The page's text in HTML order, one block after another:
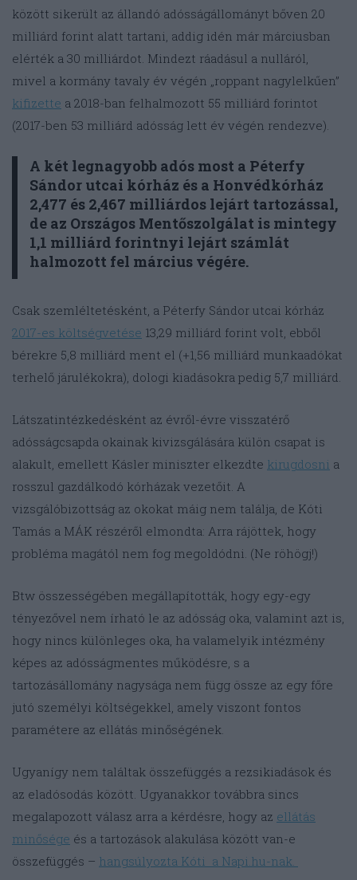
között sikerült az állandó adósságállományt bőven 20
milliárd forint alatt tartani, addig idén már márciusban
elérték a 30 milliárdot. Mindezt ráadásul a nulláról,
mivel a kormány tavaly év végén „roppant nagylelkűen”
kifizette a 2018-ban felhalmozott 55 milliárd forintot
(2017-ben 53 milliárd adósság lett év végén rendezve).
A két legnagyobb adós most a Péterfy
Sándor utcai kórház és a Honvédkórház
2,477 és 2,467 milliárdos lejárt tartozással,
de az Országos Mentőszolgálat is mintegy
1,1 milliárd forintnyi lejárt számlát
halmozott fel március végére.
Csak szemléltetésként, a Péterfy Sándor utcai kórház
2017-es költségvetése 13,29 milliárd forint volt, ebből
bérekre 5,8 milliárd ment el (+1,56 milliárd munkaadókat
terhelő járulékokra), dologi kiadásokra pedig 5,7 milliárd.
Látszatintézkedésként az évről-évre visszatérő
adósságcsapda okainak kivizsgálására külön csapat is
alakult, emellett Kásler miniszter elkezdte kirugdosni a
rosszul gazdálkodó kórházak vezetőit. A
vizsgálóbizottság az okokat máig nem találja, de Kóti
Tamás a MÁK részéről elmondta: Arra rájöttek, hogy
probléma magától nem fog megoldódni. (Ne röhögj!)
Btw összességében megállapították, hogy egy-egy
tényezővel nem írható le az adósság oka, valamint azt is,
hogy nincs különleges oka, ha valamelyik intézmény
képes az adósságmentes működésre, s a
tartozásállomány nagysága nem függ össze az egy főre
jutó személyi költségekkel, amely viszont fontos
paramétere az ellátás minőségének.
Ugyanígy nem találtak összefüggés a rezsikiadások és
az eladósodás között. Ugyanakkor továbbra sincs
megalapozott válasz arra a kérdésre, hogy az ellátás
minősége és a tartozások alakulása között van-e
összefüggés – hangsúlyozta Kóti a Napi.hu-nak.